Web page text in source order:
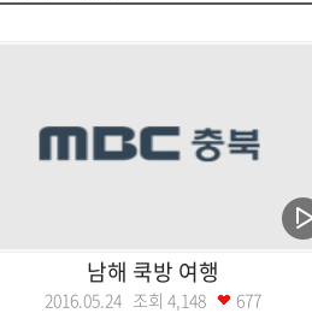
남해 쿡방 여행
2016.05.24 조회 4,148 677